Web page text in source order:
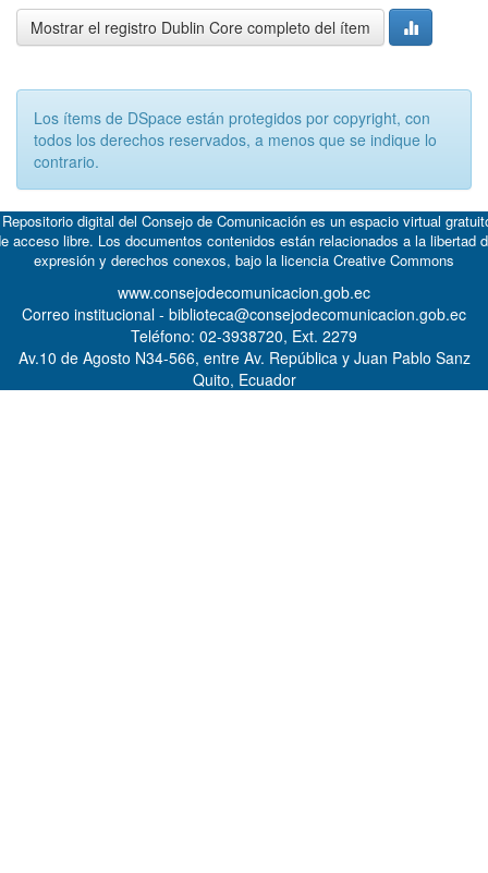
Mostrar el registro Dublin Core completo del ítem
Los ítems de DSpace están protegidos por copyright, con
todos los derechos reservados, a menos que se indique lo
contrario.
digital del Consejo de Comunicación es un espacio virtual
acceso libre. Los documentos contenidos están relacionados a la libertad
expresión y derechos conexos, bajo la licencia Creative Commons
www.consejodecomunicacion.gob.ec
Correo institucional - biblioteca@consejodecomunicacion.gob.ec
Teléfono: 02-3938720, Ext. 2279
Av.10 de Agosto N34-566, entre Av. República y Juan Pablo Sanz
Quito, Ecuador